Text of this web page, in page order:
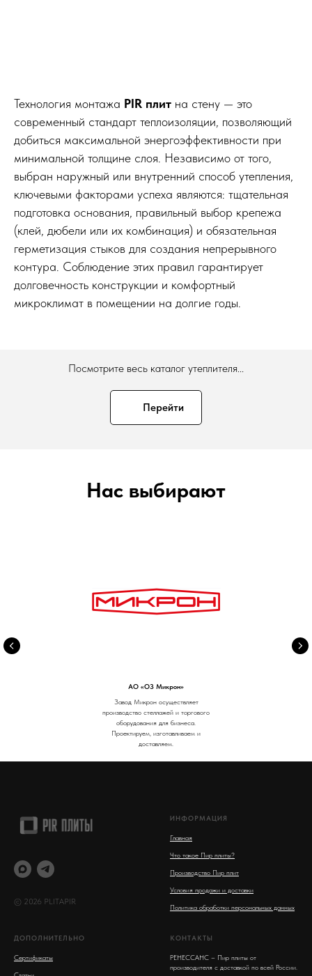
Технология монтажа PIR плит на стену — это
современный стандарт теплоизоляции, позволяющий
добиться максимальной энергоэффективности при
минимальной толщине слоя. Независимо от того,
выбран наружный или внутренний способ утепления,
ключевыми факторами успеха являются: тщательная
подготовка основания, правильный выбор крепежа
(клей, дюбели или их комбинация) и обязательная
герметизация стыков для создания непрерывного
контура. Соблюдение этих правил гарантирует
долговечность конструкции и комфортный
микроклимат в помещении на долгие годы.
Посмотрите весь каталог утеплителя...
Перейти
Нас выбирают
АО «ОЗ Микрон»
Завод Микрон осуществляет
производство стеллажей и торгового
оборудования для бизнеса.
Проектируем, изготавливаем и
доставляем.
© 2026 PLITAPIR
ИНФОРМАЦИЯ
Главная
Что такое Пир плиты?
Производство Пир плит
Условия продажи и доставки
Политика обработки персональных данных
ДОПОЛНИТЕЛЬНО
Сертификаты
КОНТАКТЫ
РЕНЕССАНС – Пир плиты от
производителя с доставкой по всей России.